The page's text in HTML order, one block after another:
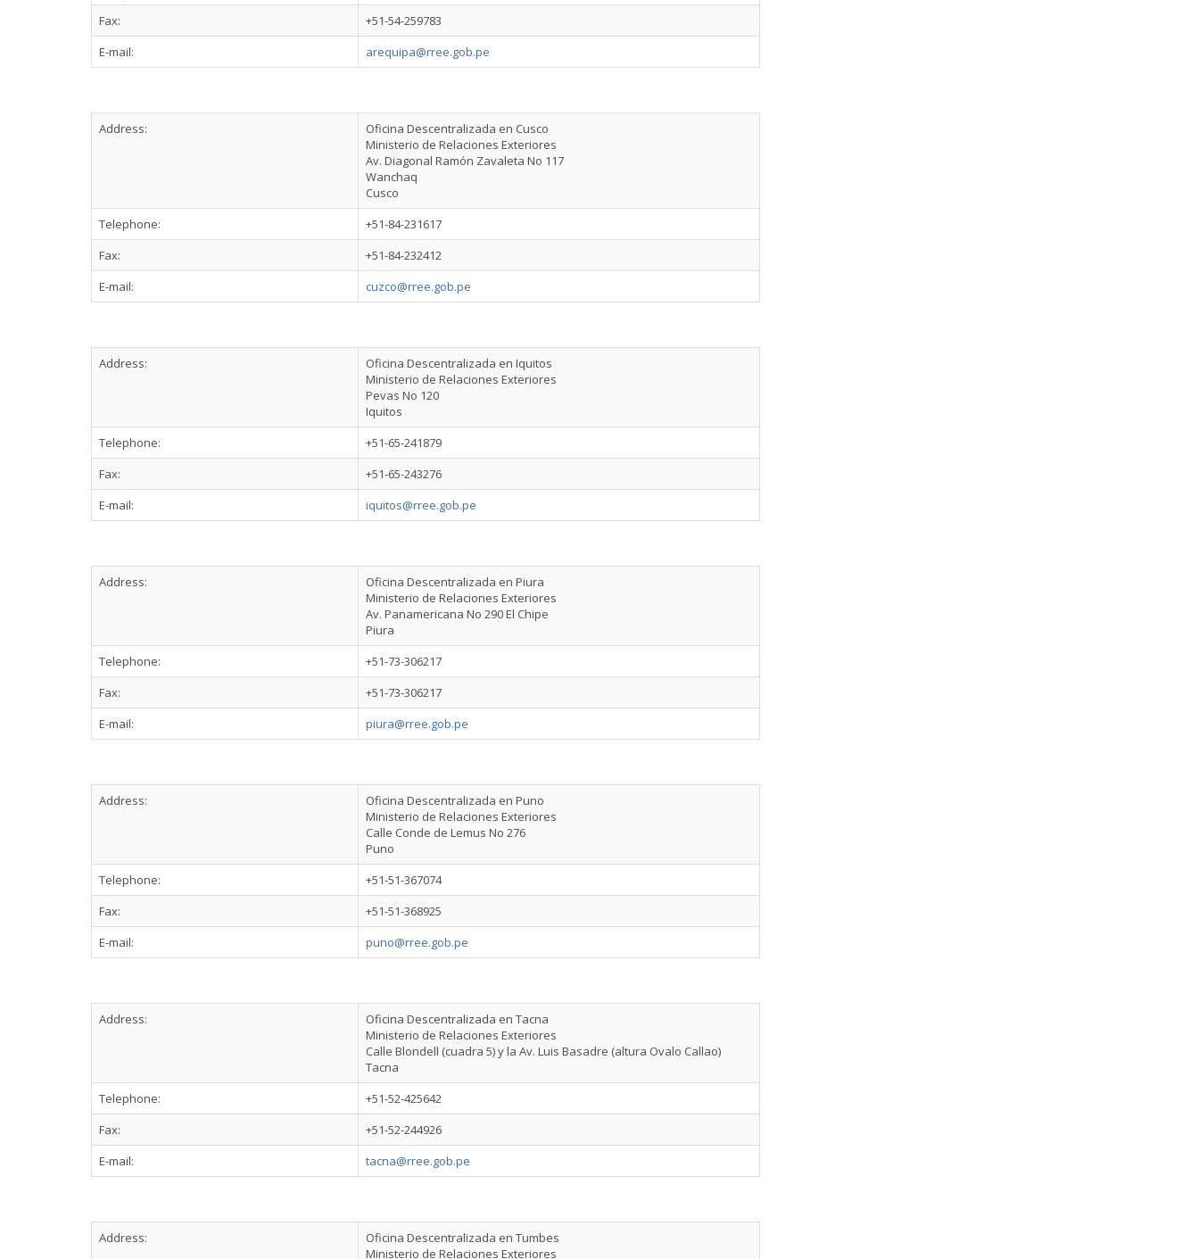
Fax:
+51-54-259783
E-mail:
arequipa@rree.gob.pe
Address:
Oficina Descentralizada en Cusco
Ministerio de Relaciones Exteriores
Av. Diagonal Ramón Zavaleta No 117
Wanchaq
Cusco
Telephone:
+51-84-231617
Fax:
+51-84-232412
E-mail:
cuzco@rree.gob.pe
Address:
Oficina Descentralizada en Iquitos
Ministerio de Relaciones Exteriores
Pevas No 120
Iquitos
Telephone:
+51-65-241879
Fax:
+51-65-243276
E-mail:
iquitos@rree.gob.pe
Address:
Oficina Descentralizada en Piura
Ministerio de Relaciones Exteriores
Av. Panamericana No 290 El Chipe
Piura
Telephone:
+51-73-306217
Fax:
+51-73-306217
E-mail:
piura@rree.gob.pe
Address:
Oficina Descentralizada en Puno
Ministerio de Relaciones Exteriores
Calle Conde de Lemus No 276
Puno
Telephone:
+51-51-367074
Fax:
+51-51-368925
E-mail:
puno@rree.gob.pe
Address:
Oficina Descentralizada en Tacna
Ministerio de Relaciones Exteriores
Calle Blondell (cuadra 5) y la Av. Luis Basadre (altura Ovalo Callao)
Tacna
Telephone:
+51-52-425642
Fax:
+51-52-244926
E-mail:
tacna@rree.gob.pe
Address:
Oficina Descentralizada en Tumbes
Ministerio de Relaciones Exteriores